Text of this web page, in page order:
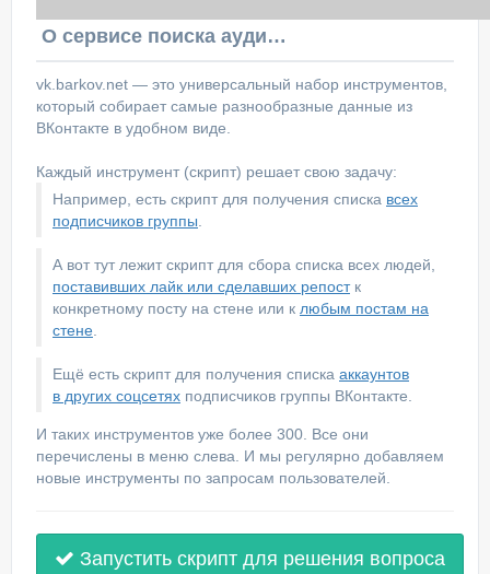
О сервисе поиска аудитории ВКонтакте
vk.barkov.net — это универсальный набор инструментов,
который собирает самые разнообразные данные из
ВКонтакте в удобном виде.
Каждый инструмент (скрипт) решает свою задачу:
Например, есть скрипт для получения списка всех
подписчиков группы
А вот тут лежит скрипт для сбора списка всех людей,
поставивших лайк или сделавших репостк
конкретному посту на стене или к любым постам на
стене
Ещё есть скрипт для получения списка аккаунтов
в других соцсетях подписчиков группы ВКонтакте.
И таких инструментов уже более 300. Все они
перечислены в меню слева. И мы регулярно добавляем
новые инструменты по запросам пользователей.
Запустить скрипт для решения вопроса